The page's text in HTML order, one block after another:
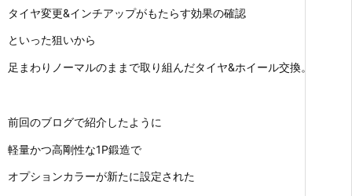
タイヤ変更&インチアップがもたらす効果の確認
といった狙いから
足まわりノーマルのままで取り組んだタイヤ&ホイール交換。
前回のブログで紹介したように
軽量かつ高剛性な1P鍛造で
オプションカラーが新たに設定された